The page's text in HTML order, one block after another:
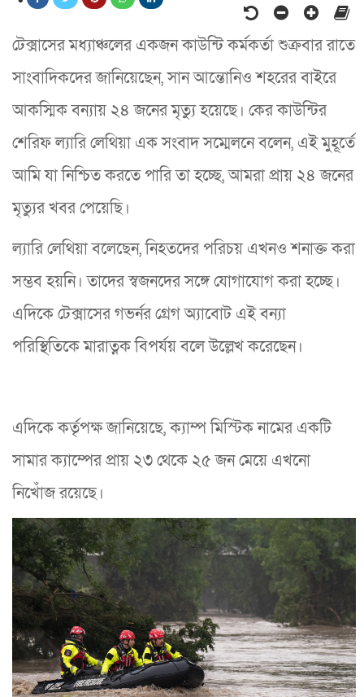
টেক্সাসের মধ্যাঞ্চলের একজন কাউন্টি কর্মকর্তা শুক্রবার রাতে
সাংবাদিকদের জানিয়েছেন, সান আন্তোনিও শহরের বাইরে
আকস্মিক বন্যায় ২৪ জনের মৃত্যু হয়েছে। কের কাউন্টির
শেরিফ ল্যারি লেথিয়া এক সংবাদ সম্মেলনে বলেন, এই মুহূর্তে
আমি যা নিশ্চিত করতে পারি তা হচ্ছে, আমরা প্রায় ২৪ জনের
মৃত্যুর খবর পেয়েছি।
ল্যারি লেথিয়া বলেছেন, নিহতদের পরিচয় এখনও শনাক্ত করা
সম্ভব হয়নি। তাদের স্বজনদের সঙ্গে যোগাযোগ করা হচ্ছে।
এদিকে টেক্সাসের গভর্নর গ্রেগ অ্যাবোট এই বন্যা
পরিস্থিতিকে মারাত্নক বিপর্যয় বলে উল্লেখ করেছেন।
এদিকে কর্তৃপক্ষ জানিয়েছে, ক্যাম্প মিস্টিক নামের একটি
সামার ক্যাম্পের প্রায় ২৩ থেকে ২৫ জন মেয়ে এখনো
নিখোঁজ রয়েছে।